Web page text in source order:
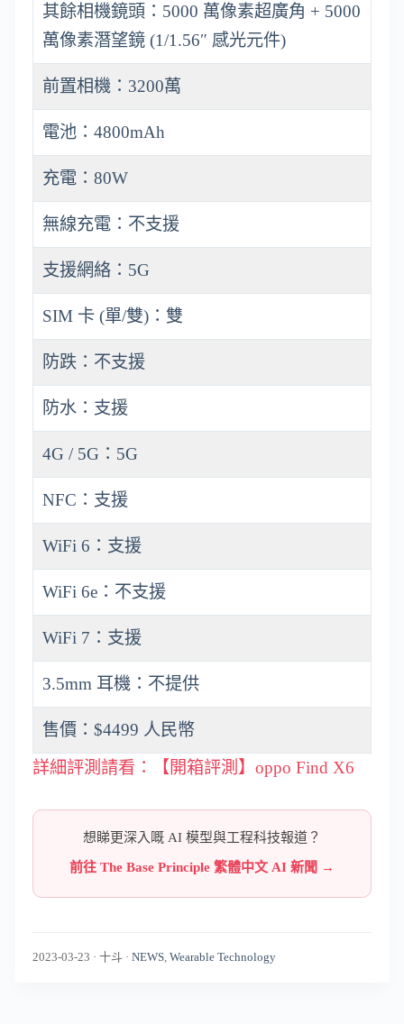
其餘相機鏡頭：5000 萬像素超廣角 + 5000
萬像素潛望鏡 (1/1.56″ 感光元件)
前置相機：3200萬
電池：4800mAh
充電：80W
無線充電：不支援
支援網絡：5G
SIM 卡 (單/雙)：雙
防跌：不支援
防水：支援
4G / 5G：5G
NFC：支援
WiFi 6：支援
WiFi 6e：不支援
WiFi 7：支援
3.5mm 耳機：不提供
售價：$4499 人民幣
詳細評測請看：【開箱評測】oppo Find X6
想睇更深入嘅 AI 模型與工程科技報道？
前往 The Base Principle 繁體中文 AI 新聞 →
2023-03-23 · 十斗 · NEWS Wearable Technology